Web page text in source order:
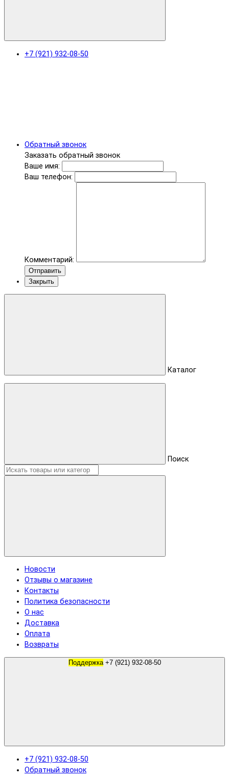
+7 (921) 932-08-50
Обратный звонок
Заказать обратный звонок
Ваше имя:
Ваш телефон:
Комментарий:
Отправить
Закрыть
Каталог
Поиск
Новости
Отзывы о магазине
Контакты
Политика безопасности
О нас
Доставка
Оплата
Возвраты
Поддержка +7 (921) 932-08-50
+7 (921) 932-08-50
Обратный звонок